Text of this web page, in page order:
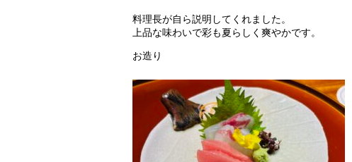
料理長が自ら説明してくれました。
上品な味わいで彩も夏らしく爽やかです。
お造り